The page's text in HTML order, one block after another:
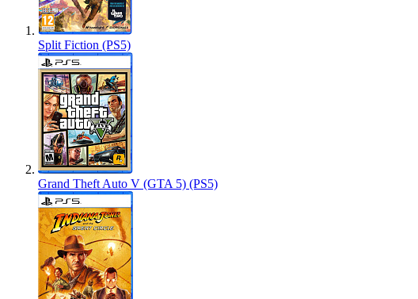
Split Fiction (PS5)
Grand Theft Auto V (GTA 5) (PS5)